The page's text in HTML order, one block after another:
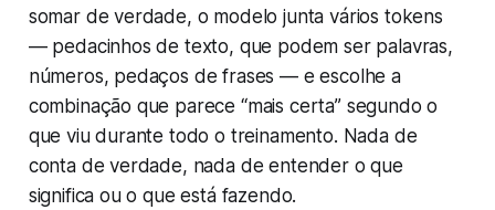
somar de verdade, o modelo junta vários tokens
— pedacinhos de texto, que podem ser palavras,
números, pedaços de frases — e escolhe a
combinação que parece “mais certa” segundo o
que viu durante todo o treinamento. Nada de
conta de verdade, nada de entender o que
significa ou o que está fazendo.